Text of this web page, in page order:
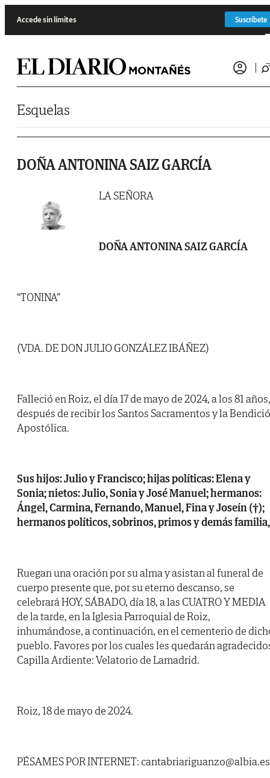
Accede sin límites Suscríbete
Esquelas
DOÑA ANTONINA SAIZ GARCÍA
LA SEÑORA
DOÑA ANTONINA SAIZ GARCÍA
“TONINA”
(VDA. DE DON JULIO GONZÁLEZ IBÁÑEZ)
Falleció en Roiz, el día 17 de mayo de 2024, a los 81 años,
después de recibir los Santos Sacramentos y la
Apostólica.
Sus hijos: Julio y Francisco; hijas políticas: Elena y
Sonia; nietos: Julio, Sonia y José Manuel; hermanos:
Ángel, Carmina, Fernando, Manuel, Fina y Joseín (†);
hermanos políticos, sobrinos, primos y demás familia,
Ruegan una oración por su alma y asistan al funeral de
cuerpo presente que, por su eterno descanso, se
celebrará HOY, SÁBADO, día 18, a las CUATRO Y MEDIA
de la tarde, en la Iglesia Parroquial de Roiz,
inhumándose, a continuación, en el cementerio de
pueblo. Favores por los cuales les quedarán
Capilla Ardiente: Velatorio de Lamadrid.
Roiz, 18 de mayo de 2024.
PÉSAMES POR INTERNET: cantabriariguanzo@albia.es